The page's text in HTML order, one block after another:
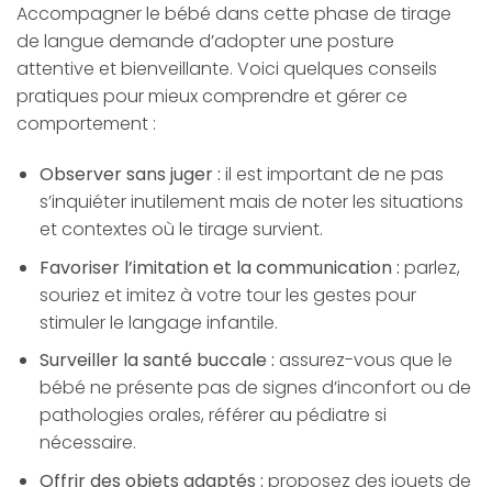
Accompagner le bébé dans cette phase de tirage
de langue demande d’adopter une posture
attentive et bienveillante. Voici quelques conseils
pratiques pour mieux comprendre et gérer ce
comportement :
Observer sans juger : il est important de ne pas
s’inquiéter inutilement mais de noter les situations
et contextes où le tirage survient.
Favoriser l’imitation et la communication : parlez,
souriez et imitez à votre tour les gestes pour
stimuler le langage infantile.
Surveiller la santé buccale : assurez-vous que le
bébé ne présente pas de signes d’inconfort ou de
pathologies orales, référer au pédiatre si
nécessaire.
Offrir des objets adaptés : proposez des jouets de